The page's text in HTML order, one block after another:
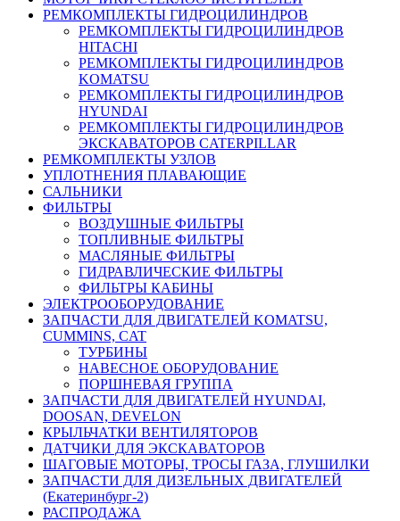
РЕМКОМПЛЕКТЫ ГИДРОЦИЛИНДРОВ
РЕМКОМПЛЕКТЫ ГИДРОЦИЛИНДРОВ
HITACHI
РЕМКОМПЛЕКТЫ ГИДРОЦИЛИНДРОВ
KOMATSU
РЕМКОМПЛЕКТЫ ГИДРОЦИЛИНДРОВ
HYUNDAI
РЕМКОМПЛЕКТЫ ГИДРОЦИЛИНДРОВ
ЭКСКАВАТОРОВ CATERPILLAR
РЕМКОМПЛЕКТЫ УЗЛОВ
УПЛОТНЕНИЯ ПЛАВАЮЩИЕ
САЛЬНИКИ
ФИЛЬТРЫ
ВОЗДУШНЫЕ ФИЛЬТРЫ
ТОПЛИВНЫЕ ФИЛЬТРЫ
МАСЛЯНЫЕ ФИЛЬТРЫ
ГИДРАВЛИЧЕСКИЕ ФИЛЬТРЫ
ФИЛЬТРЫ КАБИНЫ
ЭЛЕКТРООБОРУДОВАНИЕ
ЗАПЧАСТИ ДЛЯ ДВИГАТЕЛЕЙ KOMATSU,
CUMMINS, CAT
ТУРБИНЫ
НАВЕСНОЕ ОБОРУДОВАНИЕ
ПОРШНЕВАЯ ГРУППА
ЗАПЧАСТИ ДЛЯ ДВИГАТЕЛЕЙ HYUNDAI,
DOOSAN, DEVELON
КРЫЛЬЧАТКИ ВЕНТИЛЯТОРОВ
ДАТЧИКИ ДЛЯ ЭКСКАВАТОРОВ
ШАГОВЫЕ МОТОРЫ, ТРОСЫ ГАЗА, ГЛУШИЛКИ
ЗАПЧАСТИ ДЛЯ ДИЗЕЛЬНЫХ ДВИГАТЕЛЕЙ
(Екатеринбург-2)
РАСПРОДАЖА